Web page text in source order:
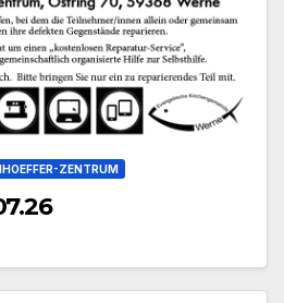
ZENTRUM